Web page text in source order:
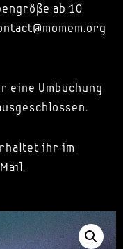
ab 10
eine Umbuchung
ihr im